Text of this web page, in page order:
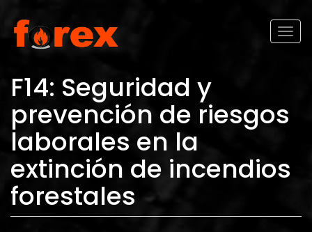
F14: Seguridad y
prevención de riesgos
laborales en la
extinción de incendios
forestales